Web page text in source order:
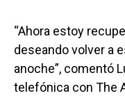
“Ahora estoy
deseando volver a
anoche”, comentó
telefónica con The